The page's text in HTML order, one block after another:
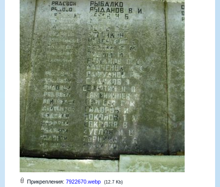
Прикрепления: 7922670.webp (12.7 Kb)